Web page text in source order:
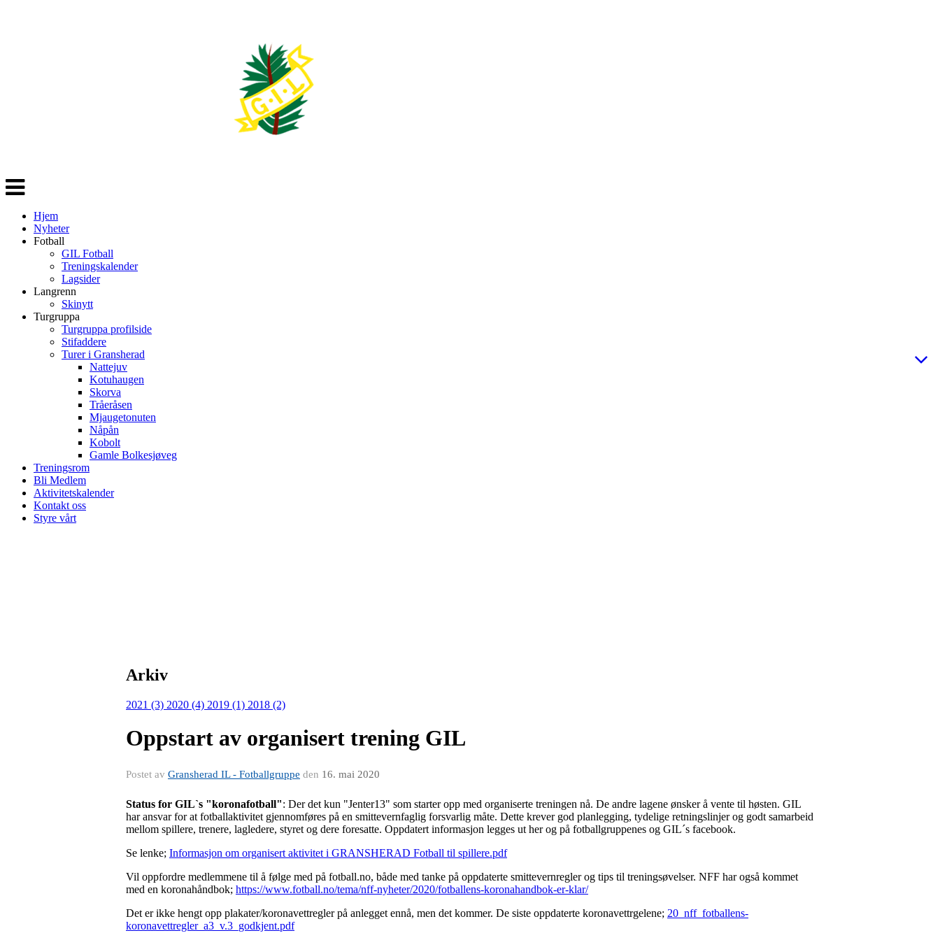
Veksle
navigasjon
Hjem
Nyheter
Fotball
GIL Fotball
Treningskalender
Lagsider
Langrenn
Skinytt
Turgruppa
Turgruppa profilside
Stifaddere
Turer i Gransherad
Nattejuv
Kotuhaugen
Skorva
Tråeråsen
Mjaugetonuten
Nåpån
Kobolt
Gamle Bolkesjøveg
Treningsrom
Bli Medlem
Aktivitetskalender
Kontakt oss
Styre vårt
Arkiv
2021 (3) 2020 (4) 2019 (1) 2018 (2)
Oppstart av organisert trening GIL
Postet av Gransherad IL - Fotballgruppe den 16. mai 2020
Status for GIL`s "koronafotball": Der det kun "Jenter13" som starter opp med organiserte treningen nå. De andre lagene ønsker å vente til høsten. GIL
har ansvar for at fotballaktivitet gjennomføres på en smittevernfaglig forsvarlig måte. Dette krever god planlegging, tydelige retningslinjer og godt samarbeid
mellom spillere, trenere, lagledere, styret og dere foresatte. Oppdatert informasjon legges ut her og på fotballgruppenes og GIL´s facebook.
Se lenke; Informasjon om organisert aktivitet i GRANSHERAD Fotball til spillere.pdf
Vil oppfordre medlemmene til å følge med på fotball.no, både med tanke på oppdaterte smittevernregler og tips til treningsøvelser. NFF har også kommet
med en koronahåndbok; https://www.fotball.no/tema/nff-nyheter/2020/fotballens-koronahandbok-er-klar/
Det er ikke hengt opp plakater/koronavettregler på anlegget ennå, men det kommer. De siste oppdaterte koronavettrgelene; 20_nff_fotballens-
koronavettregler_a3_v.3_godkjent.pdf